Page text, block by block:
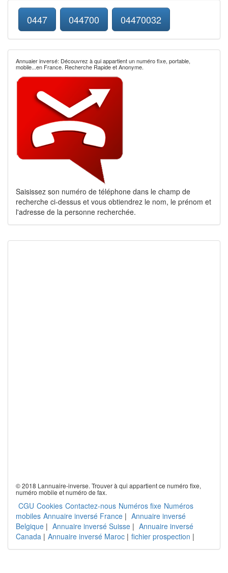
0447 044700 04470032
Annuaier inversé: Découvrez à qui appartient un numéro fixe, portable,
mobile...en France. Recherche Rapide et Anonyme.
Saisissez son numéro de téléphone dans le champ de
recherche ci-dessus et vous obtiendrez le nom, le prénom et
l'adresse de la personne recherchée.
© 2018 Lannuaire-inverse. Trouver à qui appartient ce numéro fixe,
numéro mobile et numéro de fax.
CGU Cookies Contactez-nous Numéros fixe Numéros
mobiles Annuaire inversé France | Annuaire inversé
Belgique | Annuaire inversé Suisse | Annuaire inversé
Canada | Annuaire inversé Maroc | fichier prospection |